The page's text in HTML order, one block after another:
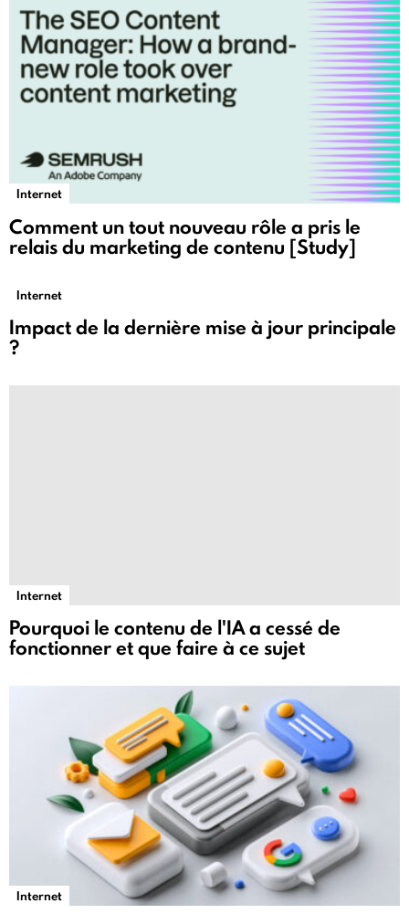
Internet
Comment un tout nouveau rôle a pris le
relais du marketing de contenu [Study]
Internet
Impact de la dernière mise à jour principale
?
Internet
Pourquoi le contenu de l'IA a cessé de
fonctionner et que faire à ce sujet
Internet